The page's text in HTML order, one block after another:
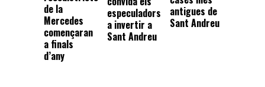
de la
Mercedes
començaran
a finals
d’any
especuladors
a invertir a
Sant Andreu
antigues de
Sant Andreu